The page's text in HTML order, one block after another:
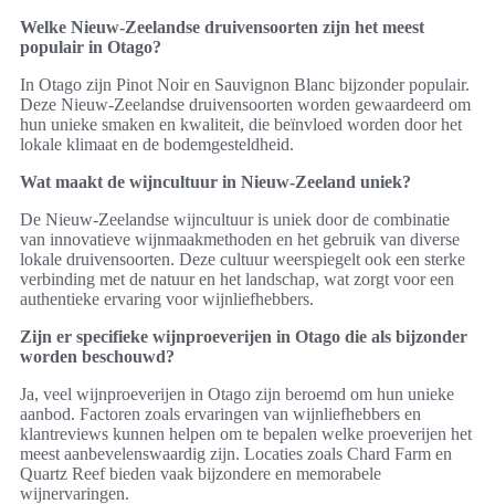
Welke Nieuw-Zeelandse druivensoorten zijn het meest
populair in Otago?
In Otago zijn Pinot Noir en Sauvignon Blanc bijzonder populair.
Deze Nieuw-Zeelandse druivensoorten worden gewaardeerd om
hun unieke smaken en kwaliteit, die beïnvloed worden door het
lokale klimaat en de bodemgesteldheid.
Wat maakt de wijncultuur in Nieuw-Zeeland uniek?
De Nieuw-Zeelandse wijncultuur is uniek door de combinatie
van innovatieve wijnmaakmethoden en het gebruik van diverse
lokale druivensoorten. Deze cultuur weerspiegelt ook een sterke
verbinding met de natuur en het landschap, wat zorgt voor een
authentieke ervaring voor wijnliefhebbers.
Zijn er specifieke wijnproeverijen in Otago die als bijzonder
worden beschouwd?
Ja, veel wijnproeverijen in Otago zijn beroemd om hun unieke
aanbod. Factoren zoals ervaringen van wijnliefhebbers en
klantreviews kunnen helpen om te bepalen welke proeverijen het
meest aanbevelenswaardig zijn. Locaties zoals Chard Farm en
Quartz Reef bieden vaak bijzondere en memorabele
wijnervaringen.